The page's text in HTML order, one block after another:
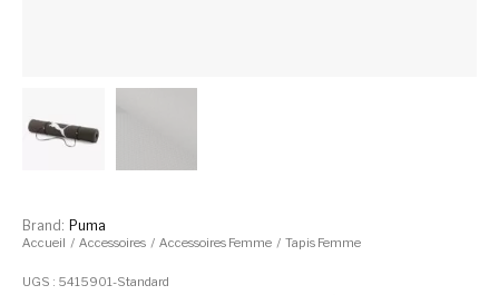
Accueil / Accessoires / Accessoires Femme / Tapis Femme
UGS : 5415901-Standard
Brand: Puma